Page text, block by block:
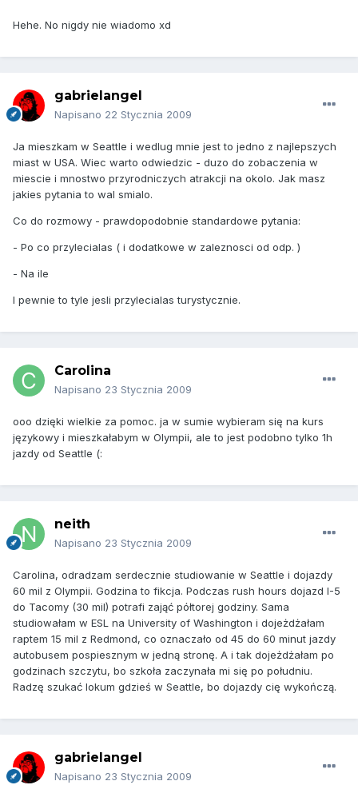
Hehe. No nigdy nie wiadomo xd
gabrielangel
Napisano 22 Stycznia 2009
Ja mieszkam w Seattle i wedlug mnie jest to jedno z najlepszych
miast w USA. Wiec warto odwiedzic - duzo do zobaczenia w
miescie i mnostwo przyrodniczych atrakcji na okolo. Jak masz
jakies pytania to wal smialo.
Co do rozmowy - prawdopodobnie standardowe pytania:
- Po co przylecialas ( i dodatkowe w zaleznosci od odp. )
- Na ile
I pewnie to tyle jesli przylecialas turystycznie.
Carolina
Napisano 23 Stycznia 2009
ooo dzięki wielkie za pomoc. ja w sumie wybieram się na kurs
językowy i mieszkałabym w Olympii, ale to jest podobno tylko 1h
jazdy od Seattle (:
neith
Napisano 23 Stycznia 2009
Carolina, odradzam serdecznie studiowanie w Seattle i dojazdy
60 mil z Olympii. Godzina to fikcja. Podczas rush hours dojazd I-5
do Tacomy (30 mil) potrafi zająć półtorej godziny. Sama
studiowałam w ESL na University of Washington i dojeżdżałam
raptem 15 mil z Redmond, co oznaczało od 45 do 60 minut jazdy
autobusem pospiesznym w jedną stronę. A i tak dojeżdżałam po
godzinach szczytu, bo szkoła zaczynała mi się po południu.
Radzę szukać lokum gdzieś w Seattle, bo dojazdy cię wykończą.
gabrielangel
Napisano 23 Stycznia 2009